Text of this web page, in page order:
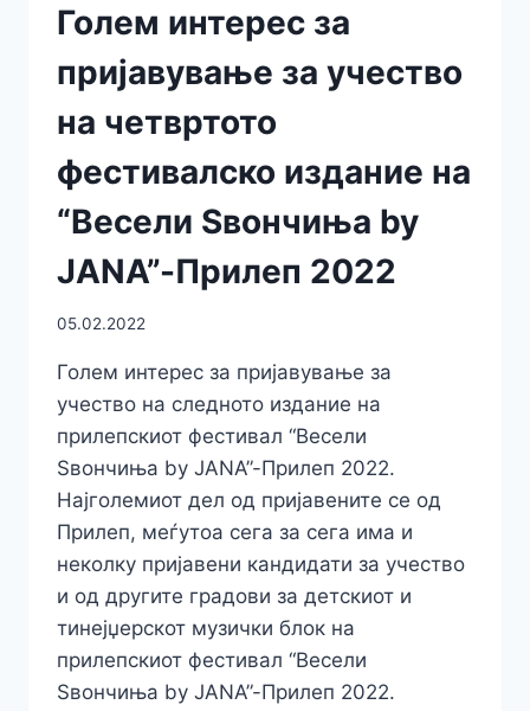
Голем интерес за
пријавување за учество
на четвртото
фестивалско издание на
“Весели Ѕвончиња by
JANA”-Прилеп 2022
05.02.2022
Голем интерес за пријавување за
учество на следното издание на
прилепскиот фестивал “Весели
Ѕвончиња by JANA”-Прилеп 2022.
Најголемиот дел од пријавените се од
Прилеп, меѓутоа сега за сега има и
неколку пријавени кандидати за учество
и од другите градови за детскиот и
тинејџерскот музички блок на
прилепскиот фестивал “Весели
Ѕвончиња by JANA”-Прилеп 2022.